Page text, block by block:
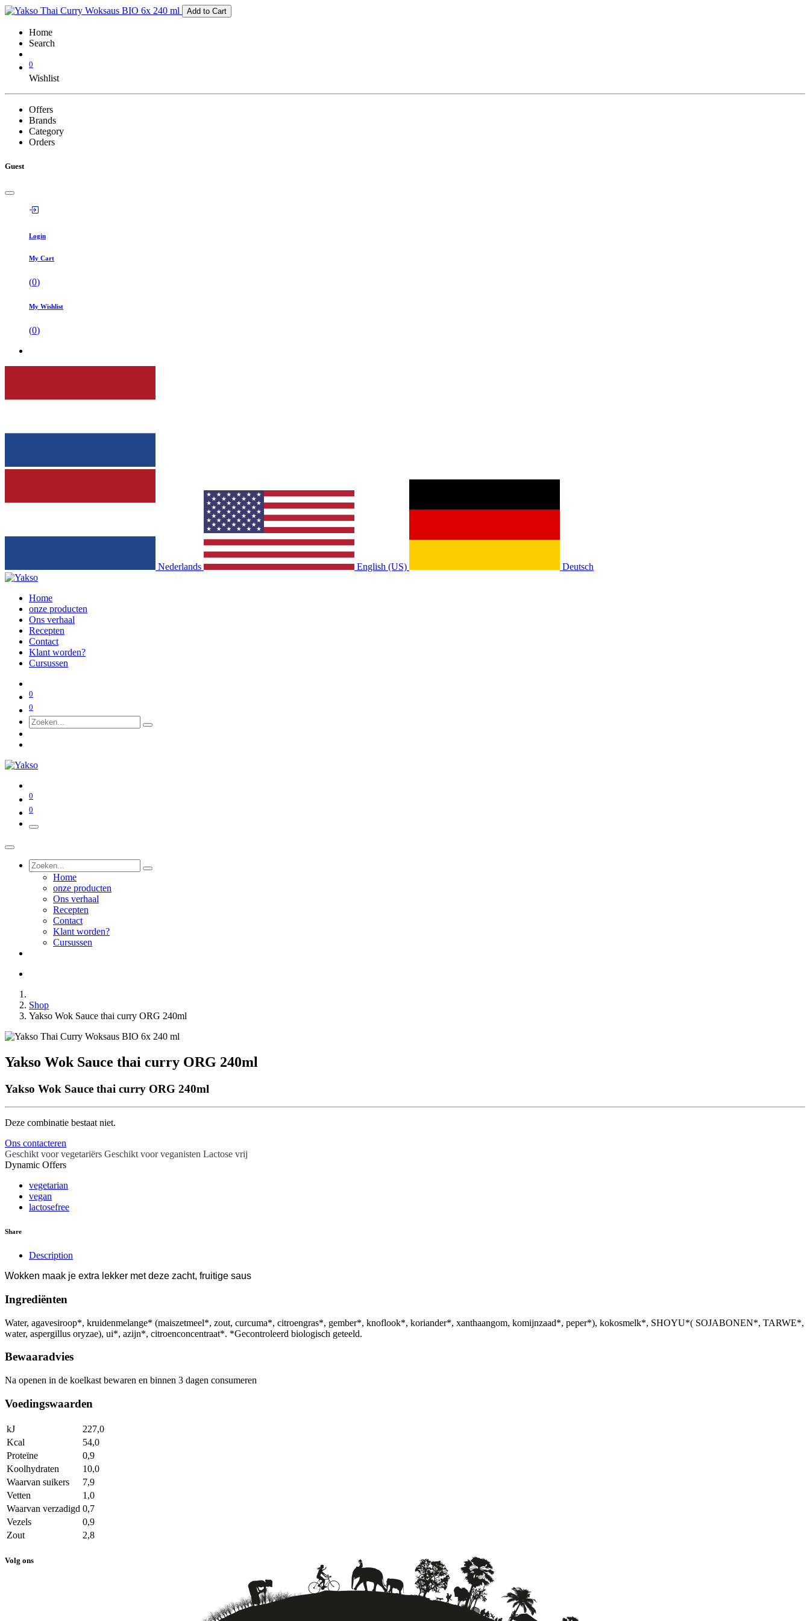
Add to Cart
Home
Search
0
Wishlist
Offers
Brands
Category
Orders
Guest
Login
My Cart
(0)
My Wishlist
(0)
Nederlands English (US) Deutsch
Home
onze producten
Ons verhaal
Recepten
Contact
Klant worden?
Cursussen
0
0
0
0
Home
onze producten
Ons verhaal
Recepten
Contact
Klant worden?
Cursussen
Shop
Yakso Wok Sauce thai curry ORG 240ml
Yakso Wok Sauce thai curry ORG 240ml
Yakso Wok Sauce thai curry ORG 240ml
Deze combinatie bestaat niet.
Ons contacteren
Geschikt voor vegetariërs Geschikt voor veganisten Lactose vrij
Dynamic Offers
vegetarian
vegan
lactosefree
Share
Description
Wokken maak je extra lekker met deze zacht, fruitige saus
Ingrediënten
Water, agavesiroop*, kruidenmelange* (maiszetmeel*, zout, curcuma*, citroengras*, gember*, knoflook*, koriander*, xanthaangom, komijnzaad*, peper*), kokosmelk*, SHOYU*( SOJABONEN*, TARWE*,
water, aspergillus oryzae), ui*, azijn*, citroenconcentraat*. *Gecontroleerd biologisch geteeld.
Bewaaradvies
Na openen in de koelkast bewaren en binnen 3 dagen consumeren
Voedingswaarden
kJ
227,0
Kcal
54,0
Proteïne
0,9
Koolhydraten
10,0
Waarvan suikers
7,9
Vetten
1,0
Waarvan verzadigd 0,7
Vezels
0,9
Zout
2,8
Volg ons